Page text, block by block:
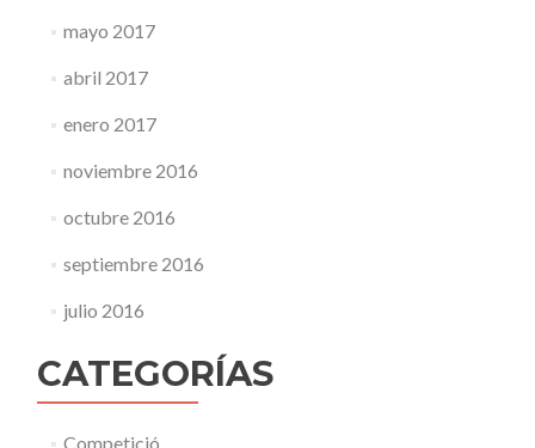
mayo 2017
abril 2017
enero 2017
noviembre 2016
octubre 2016
septiembre 2016
julio 2016
CATEGORÍAS
Competició